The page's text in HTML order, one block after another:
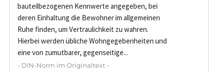
bauteilbezogenen Kennwerte angegeben, bei
deren Einhaltung die Bewohner im allgemeinen
Ruhe finden, um Vertraulichkeit zu wahren.
Hierbei werden übliche Wohngegebenheiten und
eine von zumutbarer, gegenseitige...
- DIN-Norm im Originaltext -